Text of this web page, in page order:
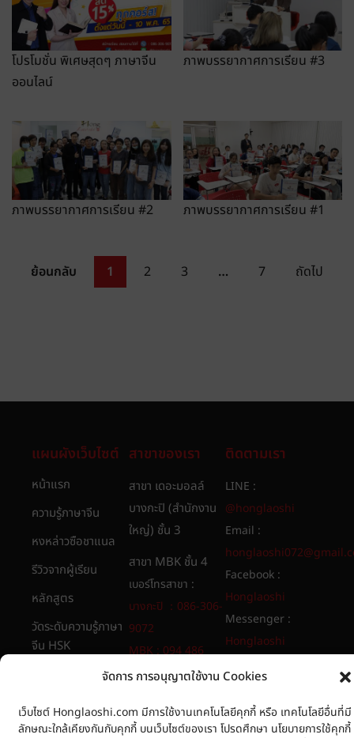
จัดการ การอนุญาตใช้งาน Cookies
เว็บไซต์ Honglaoshi.com มีการใช้งานเทคโนโลยีคุกกี้ หรือ เทคโนโลยีอื่นที่มี
ลักษณะใกล้เคียงกันกับคุกกี้ บนเว็บไซต์ของเรา โปรดศึกษา นโยบายการใช้คุกกี้
โปรโมชั่น พิเศษสุดๆ ภาษาจีน
ออนไลน์
ภาพบรรยากาศการเรียน #3
ภาพบรรยากาศการเรียน #2 ภาพบรรยากาศการเรียน #1
ย้อนกลับ 1 2 3 … 7 ถัดไป
แผนผังเว็บไซต์
หน้าแรก
ความรู้ภาษาจีน
หงหล่าวซือชาแนล
รีวิวจากผู้เรียน
หลักสูตร
วัดระดับความรู้ภาษา
จีน HSK
นโยบายการใช้คุกกี้
นโยบายความเป็น
สาขาของเรา
สาขา เดอะมอลล์
บางกะปิ (สำนักงาน
ใหญ่) ชั้น 3
สาขา MBK ชั้น 4
เบอร์โทรสาขา :
บางกะปิ ：086-306-
9072
MBK : 094 486
8565​
ติดตามเรา
LINE :
@honglaoshi
Email :
Facebook :
Honglaoshi
Messenger :
Honglaoshi
Honglaoshi